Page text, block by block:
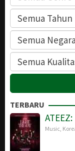
TERBARU
Music